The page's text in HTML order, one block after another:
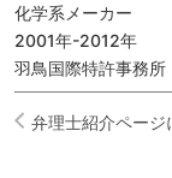
化学系メーカー
2001年-2012年
羽鳥国際特許事務所
弁理士紹介ページ